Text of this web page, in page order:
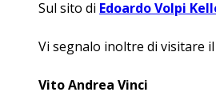
Sul sito di Edoardo Volpi
Vi segnalo inoltre di visitare
Vito Andrea Vinci